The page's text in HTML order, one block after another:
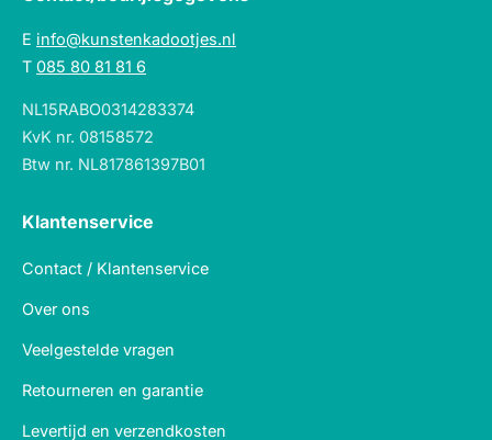
E info@kunstenkadootjes.nl
T 085 80 81 81 6
NL15RABO0314283374
KvK nr. 08158572
Btw nr. NL817861397B01
Klantenservice
Contact / Klantenservice
Over ons
Veelgestelde vragen
Retourneren en garantie
Levertijd en verzendkosten